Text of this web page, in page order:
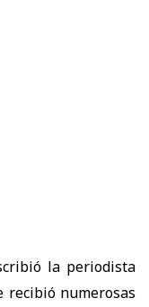
la periodista
recibió numerosas